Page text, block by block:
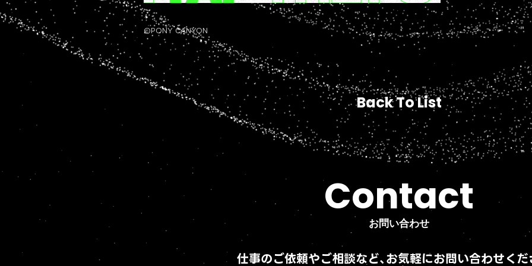
©PONY CANYON
Back To List
Back To List
Contact
お問い合わせ
お問い合わせ
仕事のご依頼やご相談など、 お気軽にお問い合わせくだ